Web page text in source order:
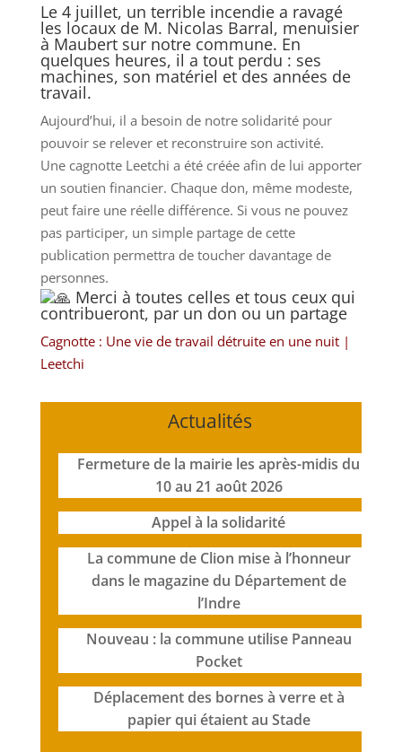
Le 4 juillet, un terrible incendie a ravagé
les locaux de M. Nicolas Barral, menuisier
à Maubert sur notre commune. En
quelques heures, il a tout perdu : ses
machines, son matériel et des années de
travail.
Aujourd’hui, il a besoin de notre solidarité pour
pouvoir se relever et reconstruire son activité.
Une cagnotte Leetchi a été créée afin de lui apporter
un soutien financier. Chaque don, même modeste,
peut faire une réelle différence. Si vous ne pouvez
pas participer, un simple partage de cette
publication permettra de toucher davantage de
personnes.
Merci à toutes celles et tous ceux qui
contribueront, par un don ou un partage
Cagnotte : Une vie de travail détruite en une nuit |
Leetchi
Actualités
Fermeture de la mairie les après-midis du
10 au 21 août 2026
Appel à la solidarité
La commune de Clion mise à l’honneur
dans le magazine du Département de
l’Indre
Nouveau : la commune utilise Panneau
Pocket
Déplacement des bornes à verre et à
papier qui étaient au Stade